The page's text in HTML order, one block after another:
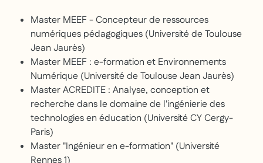
Master MEEF - Concepteur de ressources
numériques pédagogiques (Université de Toulouse
Jean Jaurès)
Master MEEF : e-formation et Environnements
Numérique (Université de Toulouse Jean Jaurès)
Master ACREDITE : Analyse, conception et
recherche dans le domaine de l'ingénierie des
technologies en éducation (Université CY Cergy-
Paris)
Master "Ingénieur en e-formation" (Université